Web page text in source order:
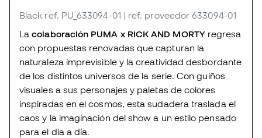
Black ref. PU_633094-01 | ref. proveedor 633094-01
Lacolaboración PUMA x RICK AND MORTYregresa
con propuestas renovadas que capturan la
naturaleza imprevisible y la creatividad desbordante
de los distintos universos de la serie. Con guiños
visuales a sus personajes y paletas de colores
inspiradas en el cosmos, esta sudadera traslada el
caos y la imaginación del show a un estilo pensado
para el día a día.